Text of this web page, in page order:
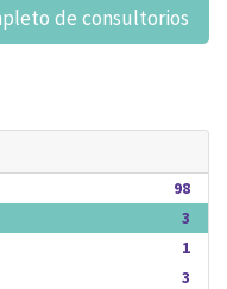
de consultorios
98
3
1
3